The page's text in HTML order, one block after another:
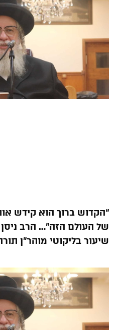
“הקדוש ברוך הוא קידש
של העולם הזה”… הרב
שיעור בליקוטי מוהר”ן